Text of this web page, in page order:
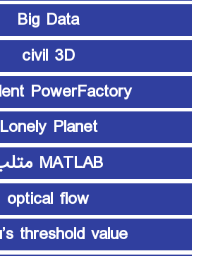
Big Data
civil 3D
PowerFactory
Lonely Planet
MATLAB متلب
optical flow
threshold value